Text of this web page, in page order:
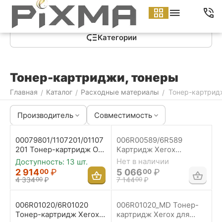
Категории
Тонер-картриджи, тонеры
Главная / Каталог / Расходные материалы / Тонер-
Производитель Совместимость
00079801/1107201/01107
201 Тонер-картридж Oki
Type 6 для
6W/8W/6P/8P/MB206/50
8 - 1 500 страниц
Доступность: 13 шт.
2 91400 ₽
4 33400 ₽
006R00589/6R589
Картридж Xerox
5220/5210/5222/520/540
/560/580 - ресурс 2 000
страниц
Нет в наличии
5 06600 ₽
7 14400 ₽
006R01020/6R01020
Тонер-картридж Xerox
006R01020_MD Тонер-
картридж Xerox для
Меню Найти Корзина Аккаунт